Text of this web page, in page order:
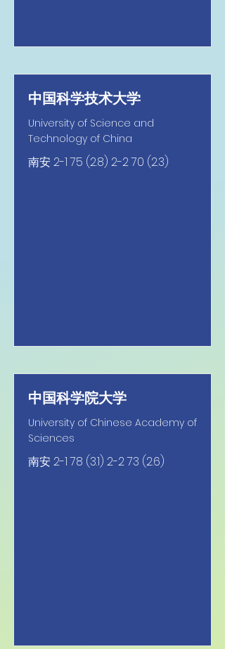
中国科学技术大学
University of Science and
Technology of China
南安2-1 75 (2.8) 2-2 70 (2.3)
中国科学院大学
University of Chinese Academy of
Sciences
南安2-1 78 (3.1) 2-2 73 (2.6)